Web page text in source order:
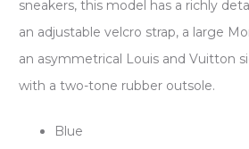
sneakers, this model has a richly
an adjustable velcro strap, a large
an asymmetrical Louis and Vuitton
with a two-tone rubber outsole.
Blue